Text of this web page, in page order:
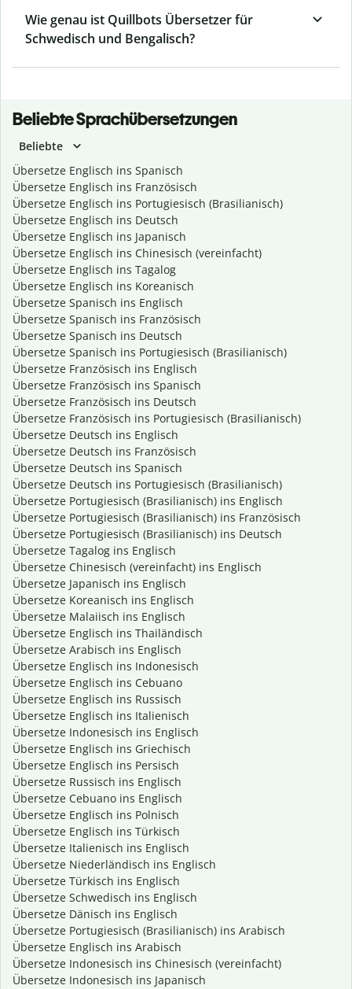
Wie genau ist Quillbots Übersetzer für
Schwedisch und Bengalisch?
Beliebte Sprachübersetzungen
Beliebte
Übersetze Englisch ins Spanisch
Übersetze Englisch ins Französisch
Übersetze Englisch ins Portugiesisch (Brasilianisch)
Übersetze Englisch ins Deutsch
Übersetze Englisch ins Japanisch
Übersetze Englisch ins Chinesisch (vereinfacht)
Übersetze Englisch ins Tagalog
Übersetze Englisch ins Koreanisch
Übersetze Spanisch ins Englisch
Übersetze Spanisch ins Französisch
Übersetze Spanisch ins Deutsch
Übersetze Spanisch ins Portugiesisch (Brasilianisch)
Übersetze Französisch ins Englisch
Übersetze Französisch ins Spanisch
Übersetze Französisch ins Deutsch
Übersetze Französisch ins Portugiesisch (Brasilianisch)
Übersetze Deutsch ins Englisch
Übersetze Deutsch ins Französisch
Übersetze Deutsch ins Spanisch
Übersetze Deutsch ins Portugiesisch (Brasilianisch)
Übersetze Portugiesisch (Brasilianisch) ins Englisch
Übersetze Portugiesisch (Brasilianisch) ins Französisch
Übersetze Portugiesisch (Brasilianisch) ins Deutsch
Übersetze Tagalog ins Englisch
Übersetze Chinesisch (vereinfacht) ins Englisch
Übersetze Japanisch ins Englisch
Übersetze Koreanisch ins Englisch
Übersetze Malaiisch ins Englisch
Übersetze Englisch ins Thailändisch
Übersetze Arabisch ins Englisch
Übersetze Englisch ins Indonesisch
Übersetze Englisch ins Cebuano
Übersetze Englisch ins Russisch
Übersetze Englisch ins Italienisch
Übersetze Indonesisch ins Englisch
Übersetze Englisch ins Griechisch
Übersetze Englisch ins Persisch
Übersetze Russisch ins Englisch
Übersetze Cebuano ins Englisch
Übersetze Englisch ins Polnisch
Übersetze Englisch ins Türkisch
Übersetze Italienisch ins Englisch
Übersetze Niederländisch ins Englisch
Übersetze Türkisch ins Englisch
Übersetze Schwedisch ins Englisch
Übersetze Dänisch ins Englisch
Übersetze Portugiesisch (Brasilianisch) ins Arabisch
Übersetze Englisch ins Arabisch
Übersetze Indonesisch ins Chinesisch (vereinfacht)
Übersetze Indonesisch ins Japanisch